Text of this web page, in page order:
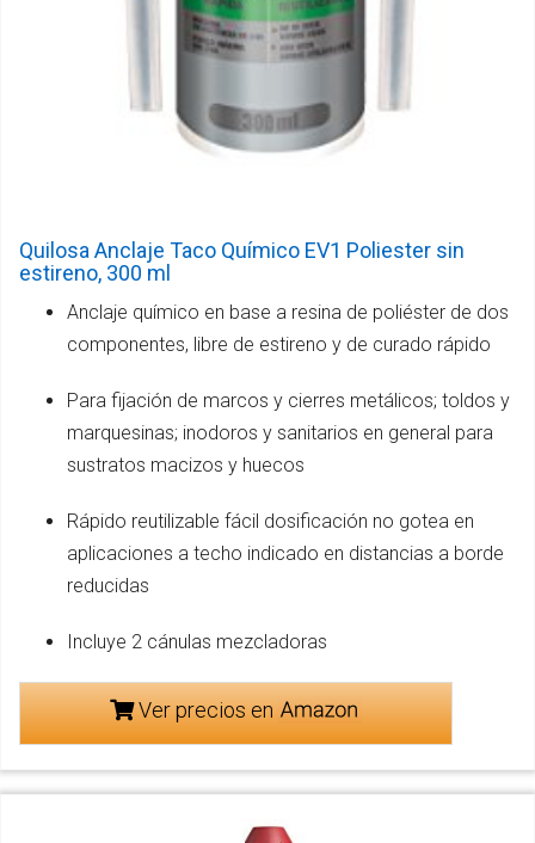
Quilosa Anclaje Taco Químico EV1 Poliester sin
estireno, 300 ml
Anclaje químico en base a resina de poliéster de dos
componentes, libre de estireno y de curado rápido
Para fijación de marcos y cierres metálicos; toldos y
marquesinas; inodoros y sanitarios en general para
sustratos macizos y huecos
Rápido reutilizable fácil dosificación no gotea en
aplicaciones a techo indicado en distancias a borde
reducidas
Incluye 2 cánulas mezcladoras
Ver precios en